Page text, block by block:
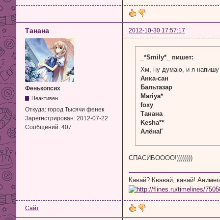
Танана 2012-10-30 17:57:17
Фенькопсих
Неактивен
Откуда: город Тысячи фенек
Зарегистрирован: 2012-07-22
Сообщений: 407
_*Smily*_ пишет:
Хм, ну думаю, и я
Анка-сан
Бальтазар
Mariya*
foxy
Танана
Kesha**
АлёнаГ
СПАСИБОООО!))))))))
Кавай? Квавай, кавай!
Сайт